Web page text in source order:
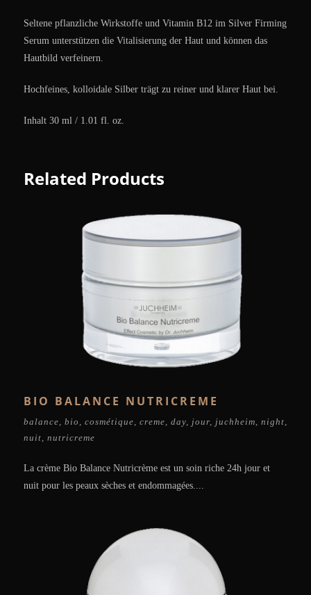
Seltene pflanzliche Wirkstoffe und Vitamin B12 im Silver Firming
Serum unterstützen die Vitalisierung der Haut und können das
Hautbild verfeinern.
Hochfeines, kolloidale Silber trägt zu reiner und klarer Haut bei.
Inhalt 30 ml / 1.01 fl. oz.
Related Products
BIO BALANCE NUTRICREME
balance, bio , cosmétique, creme, day, jour, juchheim, night,
nuit, nutricreme
La crème Bio Balance Nutricrème est un soin riche 24h jour et
nuit pour les peaux sèches et endommagées....